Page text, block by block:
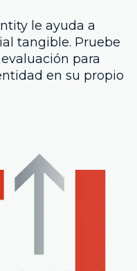
le ayuda a
tangible. Pruebe
para
en su propio